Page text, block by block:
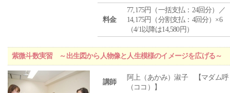
料金
77,175円（一括支払：24回分）／
14,175円（分割支払：4回分）×6
（4/1以降は14,580円）
紫微斗数実習 ～出生図から人物像と人生模様のイメージを広げる～
講師
阿上（あかみ）淑子 【マダム呼
（ココ）】